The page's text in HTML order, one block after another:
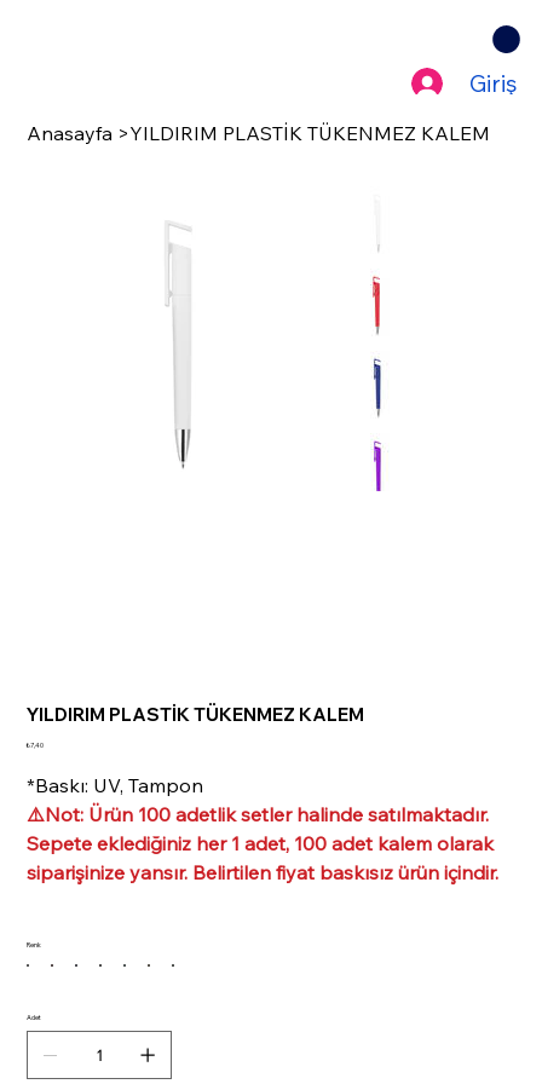
Giriş
Anasayfa >YILDIRIM PLASTİK TÜKENMEZ KALEM
YILDIRIM PLASTİK TÜKENMEZ KALEM
Fiyat
₺7,40
*Baskı: UV, Tampon
⚠️Not: Ürün 100 adetlik setler halinde satılmaktadır.
Sepete eklediğiniz her 1 adet, 100 adet kalem olarak
siparişinize yansır. Belirtilen fiyat baskısız ürün içindir.
Renk
Adet